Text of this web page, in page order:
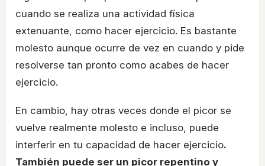
cuando se realiza una actividad física
extenuante, como hacer ejercicio. Es bastante
molesto aunque ocurre de vez en cuando y pide
resolverse tan pronto como acabes de hacer
ejercicio.
En cambio, hay otras veces donde el picor se
vuelve realmente molesto e incluso, puede
interferir en tu capacidad de hacer ejercicio.
También puede ser un picor repentino y